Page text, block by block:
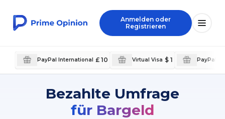
Anmelden oder
Registrieren
PayPal International £ 10 Virtual Visa $ 1 PayPal
Bezahlte Umfrage
für Bargeld